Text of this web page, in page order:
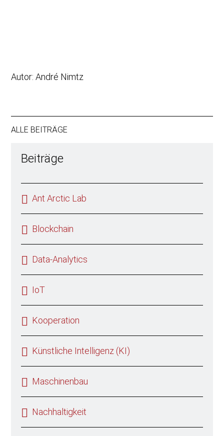
Autor: André Nimtz
ALLE BEITRÄGE
Beiträge
Ant Arctic Lab
Blockchain
Data-Analytics
IoT
Kooperation
Künstliche Intelligenz (KI)
Maschinenbau
Nachhaltigkeit